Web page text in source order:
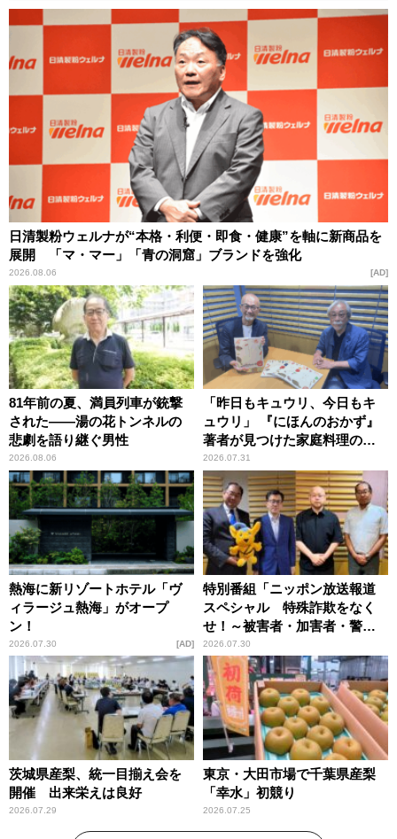
日清製粉ウェルナが“本格・利便・即食・健康”を軸に新商品を
展開 「マ・マー」「青の洞窟」ブランドを強化
2026.08.06 AD
81年前の夏、満員列車が銃撃
された――湯の花トンネルの
悲劇を語り継ぐ男性
2026.08.06
「昨日もキュウリ、今日もキ
ュウリ」 『にほんのおかず』
著者が見つけた家庭料理の知
恵
2026.07.31
熱海に新リゾートホテル「ヴ
ィラージュ熱海」がオープ
ン！
2026.07.30 AD
特別番組「ニッポン放送報道
スペシャル 特殊詐欺をなく
せ！～被害者・加害者・警視
庁が語るトクリュウの実態
～」放送
2026.07.30
茨城県産梨、統一目揃え会を
開催 出来栄えは良好
2026.07.29
東京・大田市場で千葉県産梨
「幸水」初競り
2026.07.25